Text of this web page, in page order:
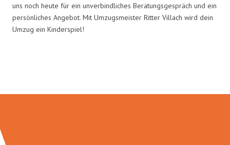
uns noch heute für ein unverbindliches Beratungsgespräch und ein
persönliches Angebot. Mit Umzugsmeister Ritter Villach wird dein
Umzug ein Kinderspiel!